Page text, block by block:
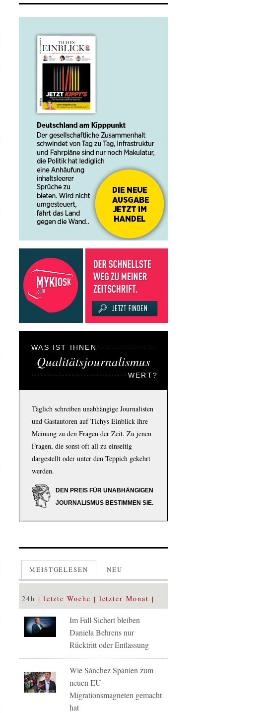
WAS IST IHNEN
Qualitätsjournalismus
WERT?
Täglich schreiben unabhängige Journalisten
und Gastautoren auf Tichys Einblick ihre
Meinung zu den Fragen der Zeit. Zu jenen
Fragen, die sonst oft all zu einseitig
dargestellt oder unter den Teppich gekehrt
werden.
DEN PREIS FÜR UNABHÄNGIGEN
JOURNALISMUS BESTIMMEN SIE.
MEISTGELESEN NEU
24h letzte Woche letzter Monat
Im Fall Sichert bleiben
Daniela Behrens nur
Rücktritt oder Entlassung
Wie Sánchez Spanien zum
neuen EU-
Migrationsmagneten gemacht
hat